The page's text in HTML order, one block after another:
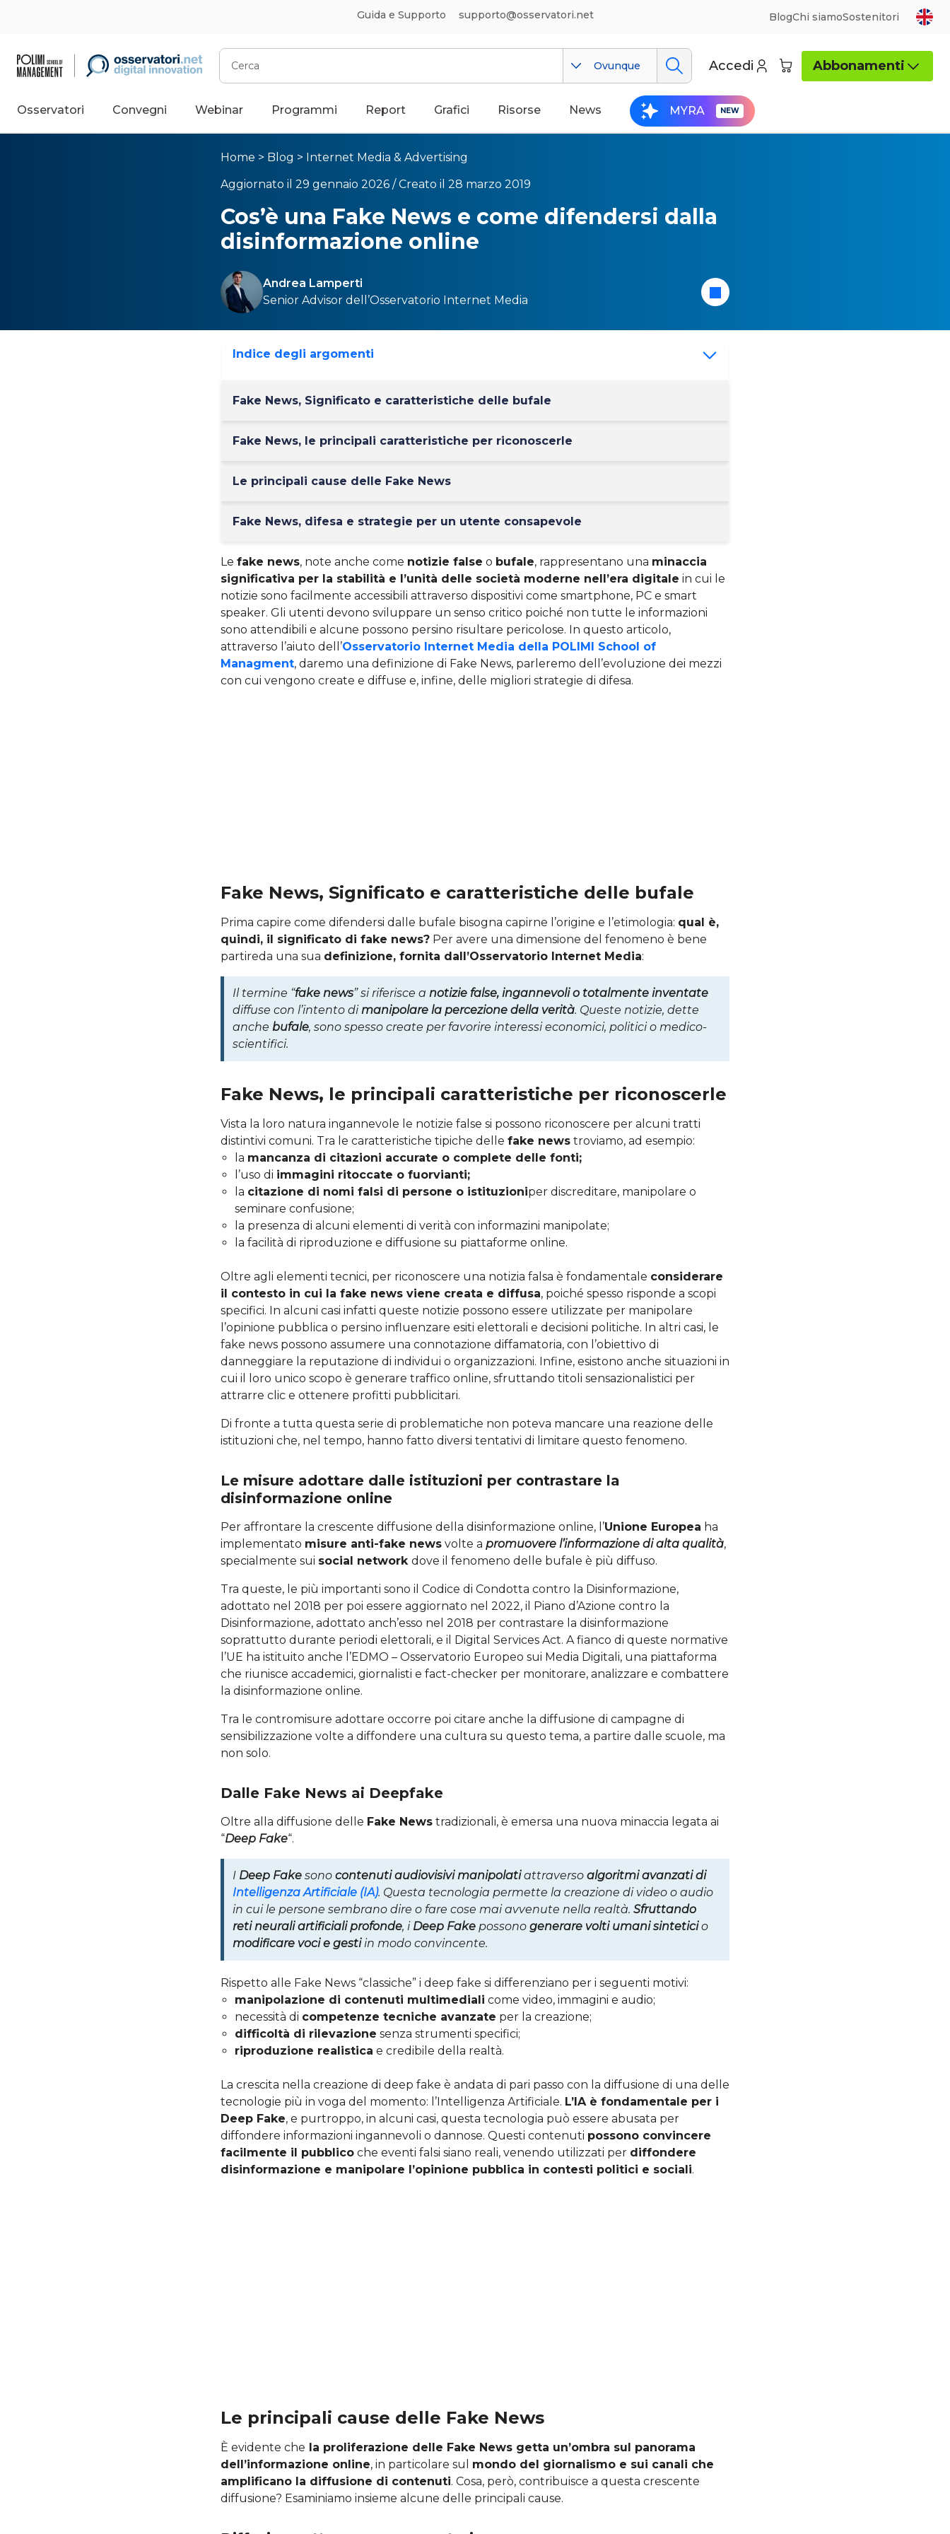
Guida e Supporto supporto@osservatori.net BlogChi siamoSostenitori
Cerca
Ovunque Accedi Abbonamenti
Osservatori Convegni Webinar Programmi Report Grafici Risorse News MYRA
Home > Blog > Internet Media & Advertising
Aggiornato il 29 gennaio 2026 / Creato il 28 marzo 2019
Cos’è una Fake News e come difendersi dalla
disinformazione online
Andrea Lamperti
Senior Advisor dell’Osservatorio Internet Media
Indice degli argomenti
Fake News, Significato e caratteristiche delle bufale
Fake News, le principali caratteristiche per riconoscerle
Le principali cause delle Fake News
Fake News, difesa e strategie per un utente consapevole
Le fake news, note anche come notizie false o bufale, rappresentano una minaccia
significativa per la stabilità e l’unità delle società moderne nell’era digitale in cui le
notizie sono facilmente accessibili attraverso dispositivi come smartphone, PC e smart
speaker. Gli utenti devono sviluppare un senso critico poiché non tutte le informazioni
sono attendibili e alcune possono persino risultare pericolose. In questo articolo,
attraverso l’aiuto dell’Osservatorio Internet Media della POLIMI School of
Managment, daremo una definizione di Fake News, parleremo dell’evoluzione dei mezzi
con cui vengono create e diffuse e, infine, delle migliori strategie di difesa.
Fake News, Significato e caratteristiche delle bufale
Prima capire come difendersi dalle bufale bisogna capirne l’origine e l’etimologia: qual è,
quindi, il significato di fake news? Per avere una dimensione del fenomeno è bene
partireda una sua definizione, fornita dall’Osservatorio Internet Media:
Il termine “fake news” si riferisce a notizie false, ingannevoli o totalmente inventate
diffuse con l’intento di manipolare la percezione della verità. Queste notizie, dette
anche bufale, sono spesso create per favorire interessi economici, politici o medico-
scientifici.
Fake News, le principali caratteristiche per riconoscerle
Vista la loro natura ingannevole le notizie false si possono riconoscere per alcuni tratti
distintivi comuni. Tra le caratteristiche tipiche delle fake news troviamo, ad esempio:
la mancanza di citazioni accurate o complete delle fonti;
l’uso di immagini ritoccate o fuorvianti;
la citazione di nomi falsi di persone o istituzioniper discreditare, manipolare o
seminare confusione;
la presenza di alcuni elementi di verità con informazini manipolate;
la facilità di riproduzione e diffusione su piattaforme online.
Oltre agli elementi tecnici, per riconoscere una notizia falsa è fondamentale considerare
il contesto in cui la fake news viene creata e diffusa, poiché spesso risponde a scopi
specifici. In alcuni casi infatti queste notizie possono essere utilizzate per manipolare
l’opinione pubblica o persino influenzare esiti elettorali e decisioni politiche. In altri casi, le
fake news possono assumere una connotazione diffamatoria, con l’obiettivo di
danneggiare la reputazione di individui o organizzazioni. Infine, esistono anche situazioni in
cui il loro unico scopo è generare traffico online, sfruttando titoli sensazionalistici per
attrarre clic e ottenere profitti pubblicitari.
Di fronte a tutta questa serie di problematiche non poteva mancare una reazione delle
istituzioni che, nel tempo, hanno fatto diversi tentativi di limitare questo fenomeno.
Le misure adottare dalle istituzioni per contrastare la
disinformazione online
Per affrontare la crescente diffusione della disinformazione online, l’Unione Europea ha
implementato misure anti-fake news volte a promuovere l’informazione di alta qualità,
specialmente sui social network dove il fenomeno delle bufale è più diffuso.
Tra queste, le più importanti sono il Codice di Condotta contro la Disinformazione,
adottato nel 2018 per poi essere aggiornato nel 2022, il Piano d’Azione contro la
Disinformazione, adottato anch’esso nel 2018 per contrastare la disinformazione
soprattutto durante periodi elettorali, e il Digital Services Act. A fianco di queste normative
l’UE ha istituito anche l’EDMO – Osservatorio Europeo sui Media Digitali, una piattaforma
che riunisce accademici, giornalisti e fact-checker per monitorare, analizzare e combattere
la disinformazione online.
Tra le contromisure adottare occorre poi citare anche la diffusione di campagne di
sensibilizzazione volte a diffondere una cultura su questo tema, a partire dalle scuole, ma
non solo.
Dalle Fake News ai Deepfake
Oltre alla diffusione delle Fake News tradizionali, è emersa una nuova minaccia legata ai
“Deep Fake“.
I Deep Fake sono contenuti audiovisivi manipolatiattraverso algoritmi avanzati di
Intelligenza Artificiale (IA). Questa tecnologia permette la creazione di video o audio
in cui le persone sembrano dire o fare cose mai avvenute nella realtà. Sfruttando
reti neurali artificiali profonde, i Deep Fake possono generare volti umani sinteticio
modificare voci e gestiin modo convincente.
Rispetto alle Fake News “classiche” i deep fake si differenziano per i seguenti motivi:
manipolazione di contenuti multimediali come video, immagini e audio;
necessità di competenze tecniche avanzate per la creazione;
difficoltà di rilevazione senza strumenti specifici;
riproduzione realistica e credibile della realtà.
La crescita nella creazione di deep fake è andata di pari passo con la diffusione di una delle
tecnologie più in voga del momento: l’Intelligenza Artificiale. L’IA è fondamentale per i
Deep Fake, e purtroppo, in alcuni casi, questa tecnologia può essere abusata per
diffondere informazioni ingannevoli o dannose. Questi contenuti possono convincere
facilmente il pubblico che eventi falsi siano reali, venendo utilizzati per diffondere
disinformazione e manipolare l’opinione pubblica in contesti politici e sociali.
Le principali cause delle Fake News
È evidente che la proliferazione delle Fake News getta un’ombra sul panorama
dell’informazione online, in particolare sul mondo del giornalismo e sui canali che
amplificano la diffusione di contenuti. Cosa, però, contribuisce a questa crescente
diffusione? Esaminiamo insieme alcune delle principali cause.